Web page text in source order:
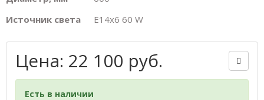
Источник света
E14х6 60 W
Цена: 22 100 руб.
Есть в наличии